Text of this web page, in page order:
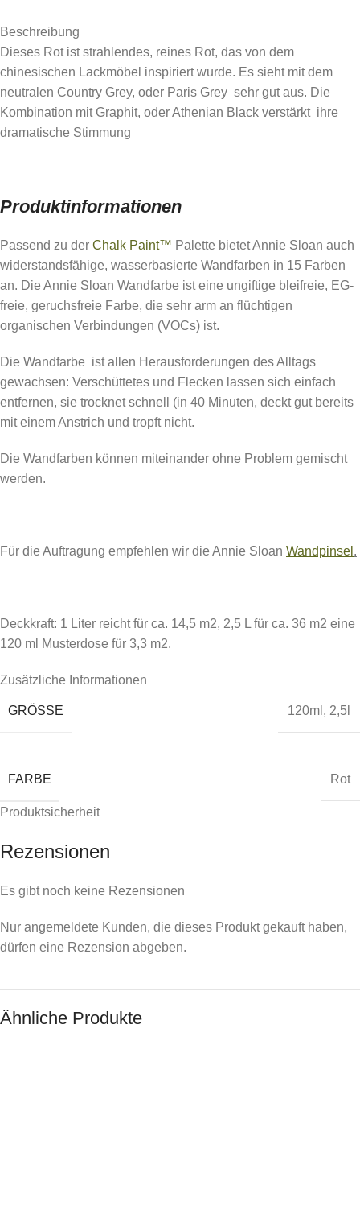
Beschreibung
Dieses Rot ist strahlendes, reines Rot, das von dem
chinesischen Lackmöbel inspiriert wurde. Es sieht mit dem
neutralen Country Grey, oder Paris Grey sehr gut aus. Die
Kombination mit Graphit, oder Athenian Black verstärkt ihre
dramatische Stimmung
Produktinformationen
Passend zu der Chalk Paint™ Palette bietet Annie Sloan auch
widerstandsfähige, wasserbasierte Wandfarben in 15 Farben
an. Die Annie Sloan Wandfarbe ist eine ungiftige bleifreie, EG-
freie, geruchsfreie Farbe, die sehr arm an flüchtigen
organischen Verbindungen (VOCs) ist.
Die Wandfarbe ist allen Herausforderungen des Alltags
gewachsen: Verschüttetes und Flecken lassen sich einfach
entfernen, sie trocknet schnell (in 40 Minuten, deckt gut bereits
mit einem Anstrich und tropft nicht.
Die Wandfarben können miteinander ohne Problem gemischt
werden.
Für die Auftragung empfehlen wir die Annie Sloan Wandpinsel .
Deckkraft: 1 Liter reicht für ca. 14,5 m2, 2,5 L für ca. 36 m2 eine
120 ml Musterdose für 3,3 m2.
Zusätzliche Informationen
GRÖSSE 120ml , 2,5l
FARBE Rot
Produktsicherheit
Rezensionen
Es gibt noch keine Rezensionen
Nur angemeldete Kunden, die dieses Produkt gekauft haben,
dürfen eine Rezension abgeben.
Ähnliche Produkte